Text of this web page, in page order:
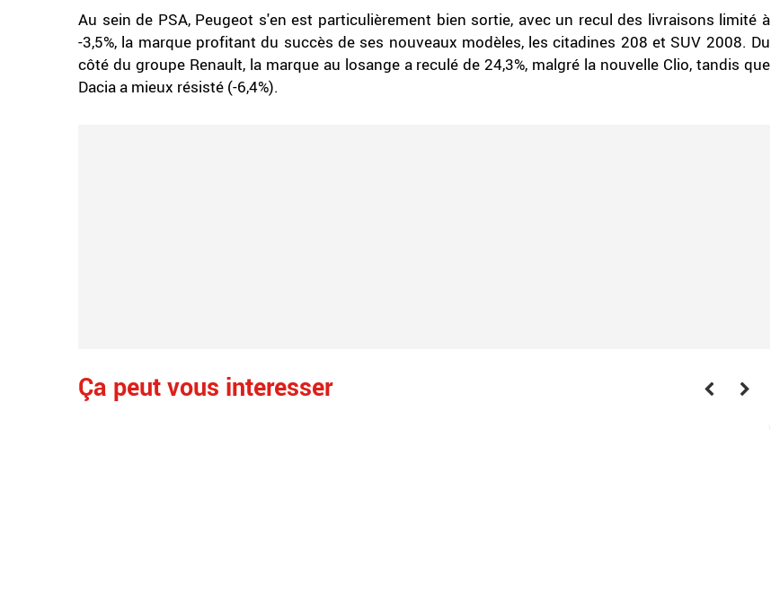
Au sein de PSA, Peugeot s'en est particulièrement bien sortie, avec un recul des livraisons limité à
-3,5%, la marque profitant du succès de ses nouveaux modèles, les citadines 208 et SUV 2008. Du
côté du groupe Renault, la marque au losange a reculé de 24,3%, malgré la nouvelle Clio, tandis que
Dacia a mieux résisté (-6,4%).
Ça peut vous interesser